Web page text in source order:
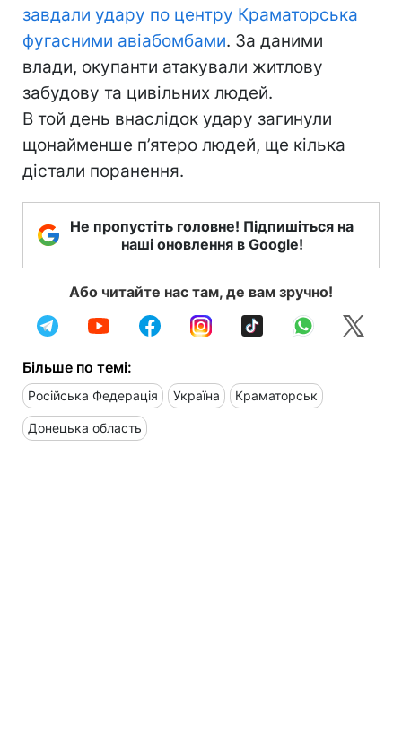
завдали удару по центру Краматорська
фугасними авіабомбами. За даними
влади, окупанти атакували житлову
забудову та цивільних людей.
В той день внаслідок удару загинули
щонайменше п’ятеро людей, ще кілька
дістали поранення.
Не пропустіть головне! Підпишіться на
наші оновлення в Google!
Або читайте нас там, де вам зручно!
Більше по темі:
Російська Федерація Україна Краматорськ
Донецька область